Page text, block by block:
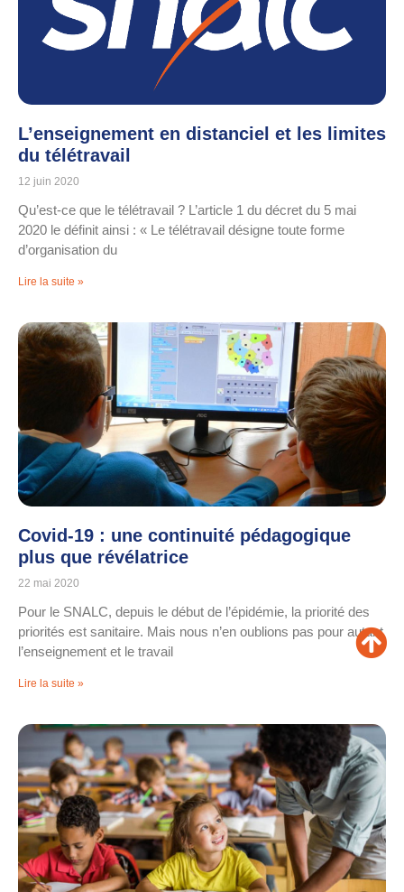
L’enseignement en distanciel et les limites
du télétravail
12 juin 2020
Qu’est-ce que le télétravail ? L’article 1 du décret du 5 mai
2020 le définit ainsi : « Le télétravail désigne toute forme
d’organisation du
Lire la suite »
Covid-19 : une continuité pédagogique
plus que révélatrice
22 mai 2020
Pour le SNALC, depuis le début de l’épidémie, la priorité des
priorités est sanitaire. Mais nous n’en oublions pas pour autant
l’enseignement et le travail
Lire la suite »